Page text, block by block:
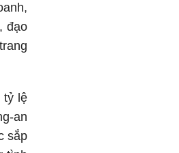
đạo
tỷ lệ
an
sắp